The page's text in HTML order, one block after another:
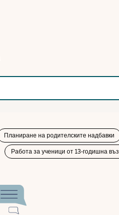
Планиране на родителските надбавки
Работа за ученици от 13-годишна